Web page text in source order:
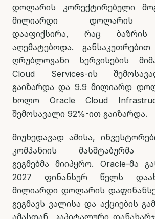
დოლარის კორექტირებული
მილიარდი დოლარის
დააფიქსირა, რაც ბაზრის
აღემატებოდა.
ღრუბლოვანი სერვისების
Cloud Services-ის
გაიზარდა და 9.9 მილიარდ
ხოლო Oracle Cloud
შემოსავალი 92%-ით გაიზარდა.
მიუხედავად ამისა,
კომპანიის მასშტაბურმა
გეგმებმა მიიპყრო. Oracle-მა
2027 ფინანსურ წელს
მილიარდი დოლარის
გეგმავს ვალისა და აქციების